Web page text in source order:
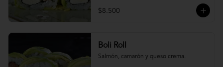
$8.500
Boli Roll
Salmón, camarón y queso crema.